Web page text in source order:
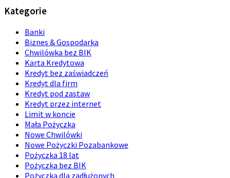
Kategorie
Banki
Biznes & Gospodarka
Chwilówka bez BIK
Karta Kredytowa
Kredyt bez zaświadczeń
Kredyt dla firm
Kredyt pod zastaw
Kredyt przez internet
Limit w koncie
Mała Pożyczka
Nowe Chwilówki
Nowe Pożyczki Pozabankowe
Pożyczka 18 lat
Pożyczka bez BIK
Pożyczka dla zadłużonych